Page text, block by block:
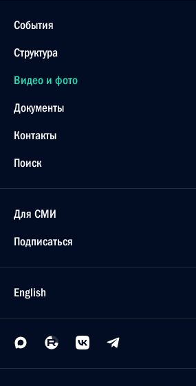
События
Структура
Видео и фото
Документы
Контакты
Поиск
Для СМИ
Подписаться
English